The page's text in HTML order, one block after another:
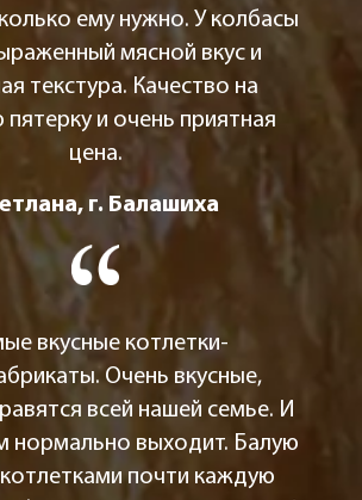
ему нужно. У колбасы
мясной вкус и
текстура. Качество на
и очень приятная
цена.
г. Балашиха
вкусные котлетки-
Очень вкусные,
всей нашей семье. И
нормально выходит. Балую
почти каждую